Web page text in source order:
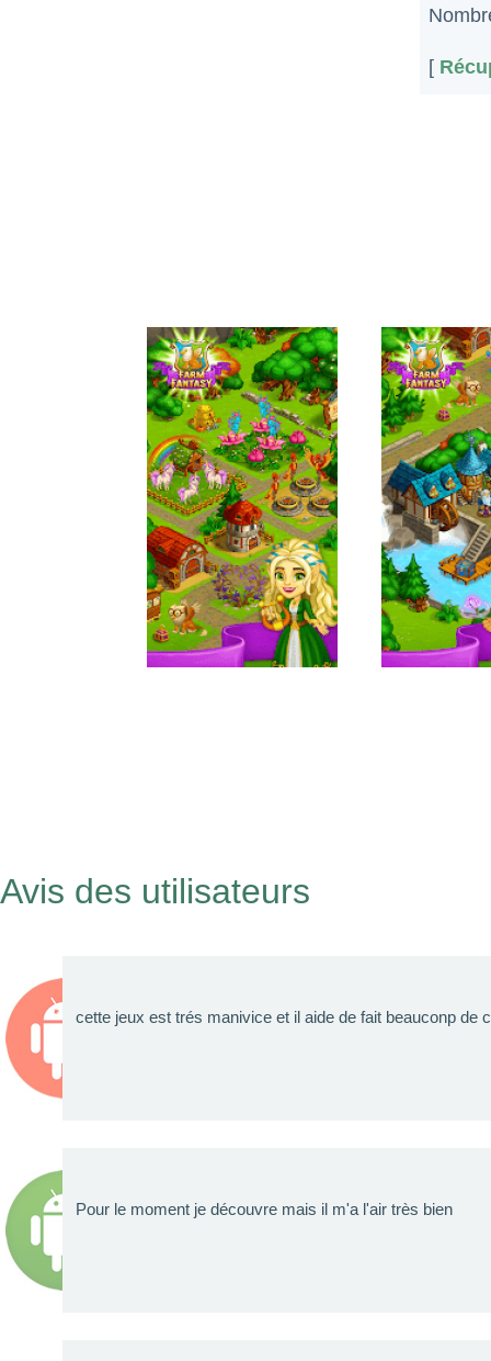
[
Avis des utilisateurs
cette jeux est trés manivice et il aide de fait beauconp de
Pour le moment je découvre mais il m'a l'air très bien